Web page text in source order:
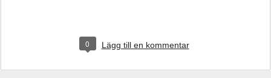
0 Lägg till en kommentar